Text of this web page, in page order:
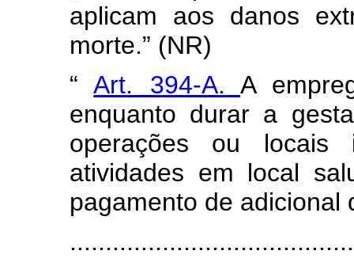
aplicam aos danos
morte.” (NR)
“Art. 394-A. A
enquanto durar a
operações ou locais
atividades em local
pagamento de adicional